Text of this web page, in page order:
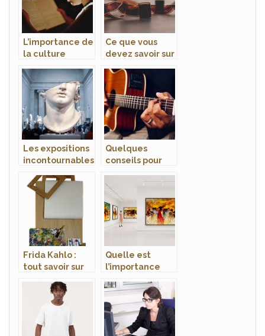
L’importance de
la culture
Ce que vous
devez savoir sur
cinematographi
e!
Les expositions
incontournables
l’Ile-de-France
en octobre 2021
Quelques
conseils pour
cours de
guitare
Frida Kahlo :
tout savoir sur
legendaire et
rebelle
Quelle est
l’importance
d’art ?